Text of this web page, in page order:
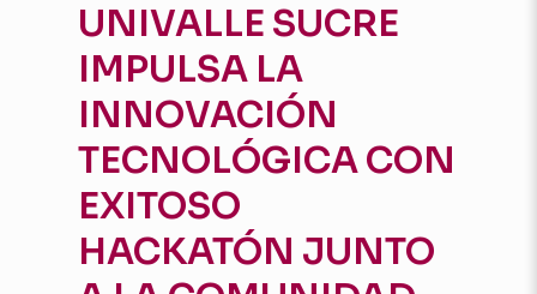
UNIVALLE SUCRE
IMPULSA LA
INNOVACIÓN
TECNOLÓGICA CON
EXITOSO
HACKATÓN JUNTO